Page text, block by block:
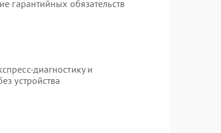
гарантийных обязательств
диагностику и
устройства